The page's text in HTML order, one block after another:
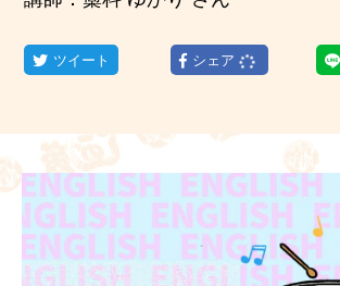
ツイート シェア